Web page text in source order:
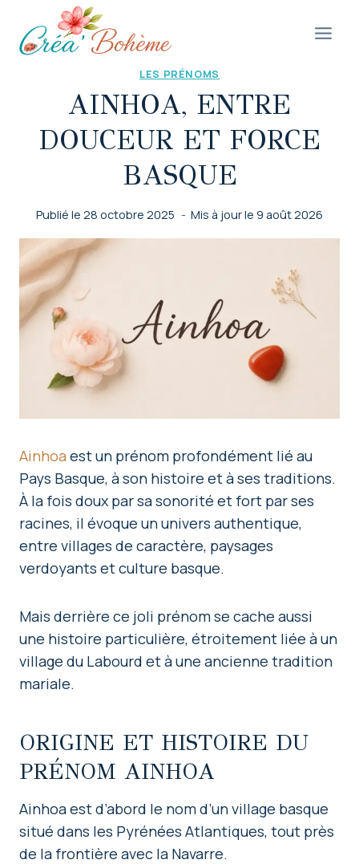
contenu
LES PRÉNOMS
AINHOA, ENTRE
DOUCEUR ET FORCE
BASQUE
Publié le 28 octobre 2025 Mis à jour le 9 août 2026
Ainhoa est un prénom profondément lié au
Pays Basque, à son histoire et à ses traditions.
À la fois doux par sa sonorité et fort par ses
racines, il évoque un univers authentique,
entre villages de caractère, paysages
verdoyants et culture basque.
Mais derrière ce joli prénom se cache aussi
une histoire particulière, étroitement liée à un
village du Labourd et à une ancienne tradition
mariale.
ORIGINE ET HISTOIRE DU
PRÉNOM AINHOA
Ainhoa est d’abord le nom d’un village basque
situé dans les Pyrénées Atlantiques, tout près
de la frontière avec la Navarre.